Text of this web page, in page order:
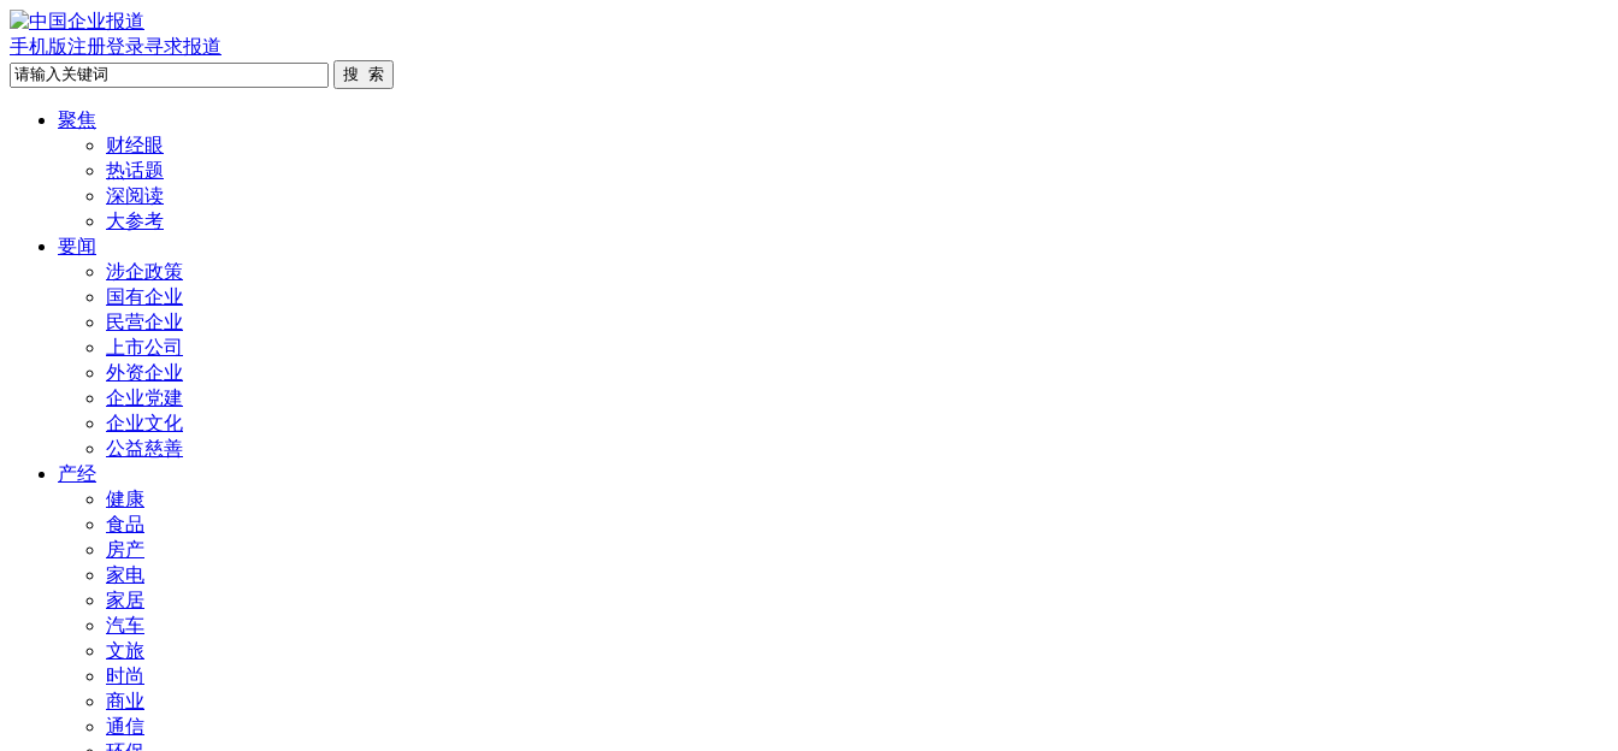
手机版注册登录寻求报道
聚焦
财经眼
热话题
深阅读
大参考
要闻
涉企政策
国有企业
民营企业
上市公司
外资企业
企业党建
企业文化
公益慈善
产经
健康
食品
房产
家电
家居
汽车
文旅
时尚
商业
通信